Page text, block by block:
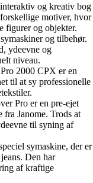
og kreativ bog
motiver, hvor
figurer og objekter.
og tilbehør.
ydeevne og
niveau.
2000 CPX er en
til at sy professionelle
Pro er en pre-ejet
Janome. Trods at
til syning af
symaskine, der er
Den har
af kraftige